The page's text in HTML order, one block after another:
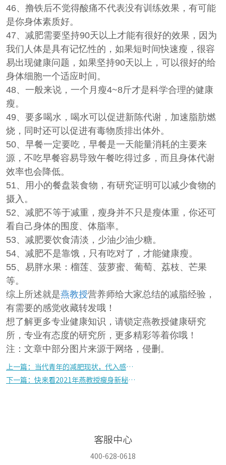
46、撸铁后不觉得酸痛不代表没有训练效果，有可能
是你身体素质好。
47、减肥需要坚持90天以上才能有很好的效果，因为
我们人体是具有记忆性的，如果短时间快速瘦，很容
易出现健康问题，如果坚持90天以上，可以很好的给
身体细胞一个适应时间。
48、一般来说，一个月瘦4~8斤才是科学合理的健康
瘦。
49、要多喝水，喝水可以促进新陈代谢，加速脂肪燃
烧，同时还可以促进有毒物质排出体外。
50、早餐一定要吃，早餐是一天能量消耗的主要来
源，不吃早餐容易导致午餐吃得过多，而且身体代谢
效率也会降低。
51、用小的餐盘装食物，有研究证明可以减少食物的
摄入。
52、减肥不等于减重，瘦身并不只是瘦体重，你还可
看自己身体的围度、体脂率。
53、减肥要饮食清淡，少油少油少糖。
54、减肥不是靠饿，只有吃对了，才能健康瘦。
55、易胖水果：榴莲、菠萝蜜、葡萄、荔枝、芒果
等。
综上所述就是燕教授营养师给大家总结的减脂经验，
有需要的感觉收藏转发哦！
想了解更多专业健康知识，请锁定燕教授健康研究
所，专业有态度的研究所，更多精彩等着你哦！
注：文章中部分图片来源于网络，侵删。
上一篇：当代青年的减肥现状，代入感实在太强了…
下一篇：快来看2021年燕教授瘦身新秘籍，很多网友都说有用
客服中心
400-628-0618